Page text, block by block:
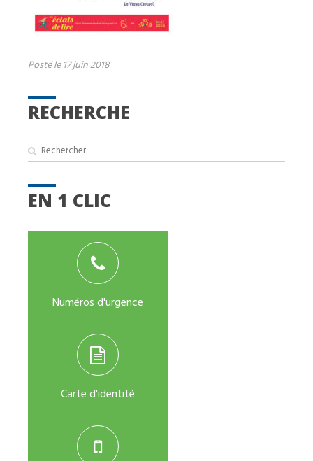
RECHERCHE
EN 1 CLIC
Numéros d'urgence
Carte d'identité
Posté le 17 juin 2018